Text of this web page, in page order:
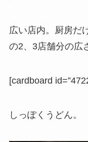
広い店内。厨房だ
の2、3店舗分の広
[cardboard
しっぽくうどん。